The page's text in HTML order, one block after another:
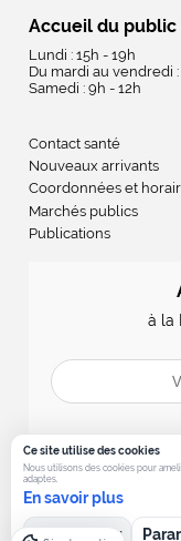
Accueil du public
Lundi : 15h - 19h
Du mardi au vendredi
Samedi : 9h - 12h
Contact santé
Nouveaux arrivants
Coordonnées et
Marchés publics
Publications
à la
Ce site utilise des cookies
Nous utilisons des cookies pour
adaptes.
En savoir plus
Tout refuser